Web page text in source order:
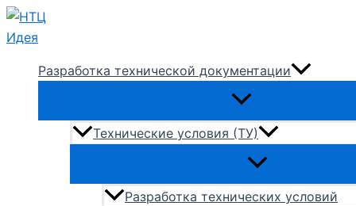
Перейти
к
Разработка технической документации
Технические условия (ТУ)
Разработка технических условий